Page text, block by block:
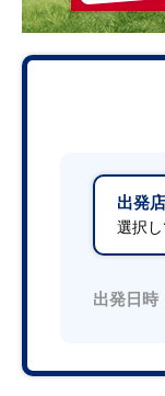
出発
選択
出発日時